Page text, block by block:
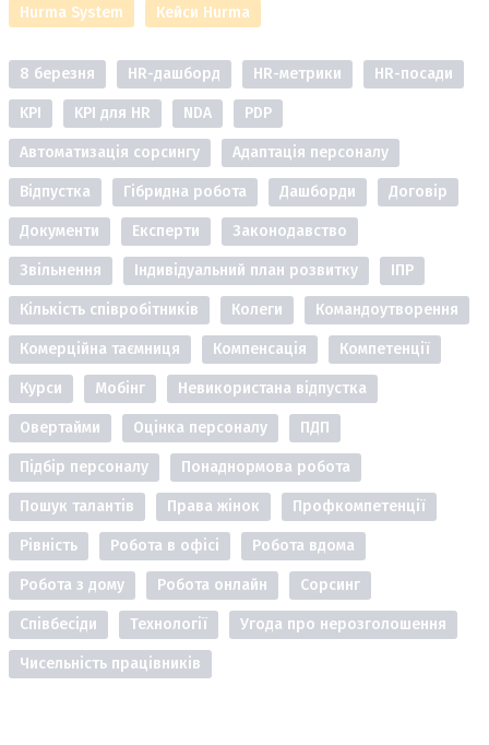
Hurma System Кейси Hurma
8 березня HR-дашборд HR-метрики HR-посади
KPI KPI для HR NDA PDP
Автоматизація сорсингу Адаптація персоналу
Відпустка Гібридна робота Дашборди Договір
Документи Експерти Законодавство
Звільнення Індивідуальний план розвитку ІПР
Кількість співробітників Колеги Командоутворення
Комерційна таємниця Компенсація Компетенції
Курси Мобінг Невикористана відпустка
Овертайми Оцінка персоналу ПДП
Підбір персоналу Понаднормова робота
Пошук талантів Права жінок Профкомпетенції
Рівність Робота в офісі Робота вдома
Робота з дому Робота онлайн Сорсинг
Співбесіди Технології Угода про нерозголошення
Чисельність працівників